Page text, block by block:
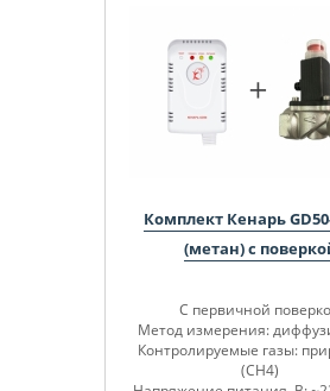
Комплект Кенарь
(метан) с
С первичной
Метод измерения:
Контролируемые газы:
(СН4)